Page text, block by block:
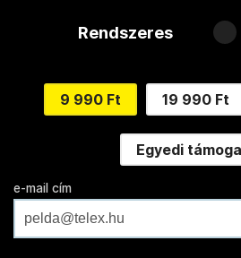
Rendszeres
9 990 Ft 19 990 Ft
Egyedi
e-mail cím